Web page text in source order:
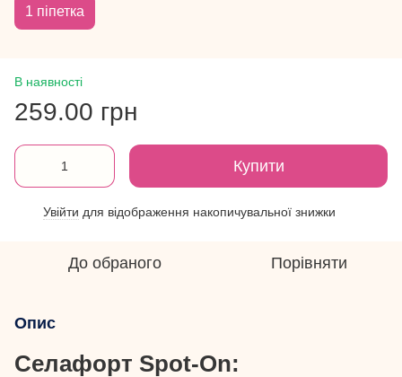
1 піпетка
В наявності
259.00 грн
Купити
Увійти для відображення накопичувальної знижки
До обраного Порівняти
Опис
Селафорт Spot-On: